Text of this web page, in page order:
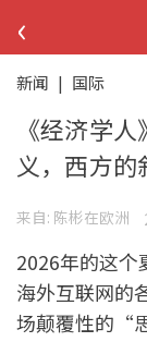
‹
新闻 | 国际
《经济学
义，西方
来自: 陈彬在欧洲
2026年的这个
海外互联网的
场颠覆性的“